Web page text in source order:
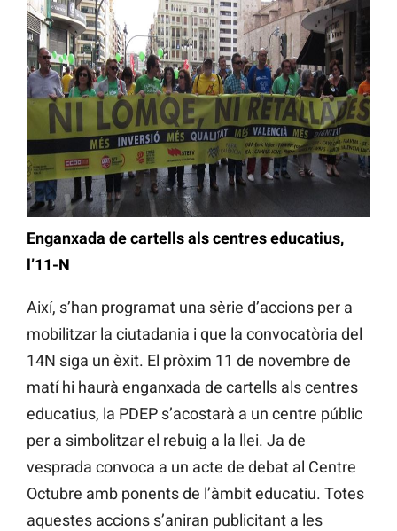
Enganxada de cartells als centres educatius,
l’11-N
Així, s’han programat una sèrie d’accions per a
mobilitzar la ciutadania i que la convocatòria del
14N siga un èxit. El pròxim 11 de novembre de
matí hi haurà enganxada de cartells als centres
educatius, la PDEP s’acostarà a un centre públic
per a simbolitzar el rebuig a la llei. Ja de
vesprada convoca a un acte de debat al Centre
Octubre amb ponents de l’àmbit educatiu. Totes
aquestes accions s’aniran publicitant a les